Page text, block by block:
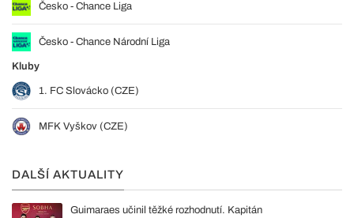
Česko - Chance Liga
Česko - Chance Národní Liga
Kluby
1. FC Slovácko (CZE)
MFK Vyškov (CZE)
DALŠÍ AKTUALITY
Guimaraes učinil těžké rozhodnutí. Kapitán